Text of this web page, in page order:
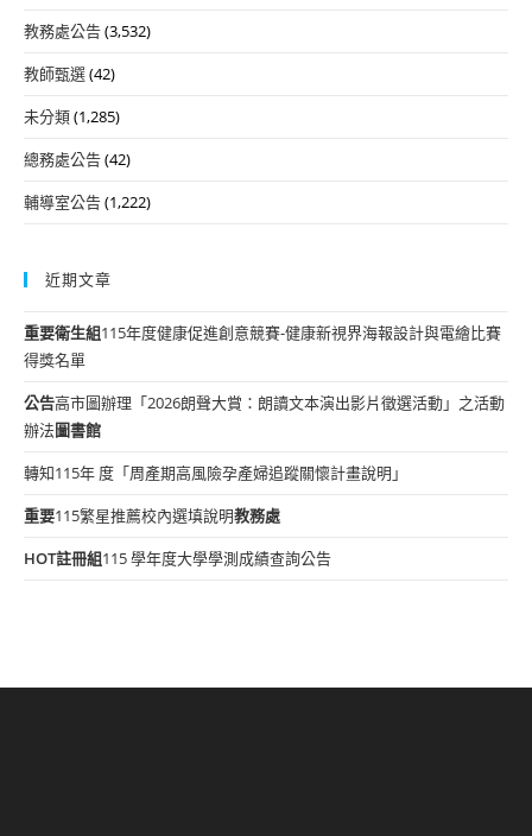
教務處公告(3,532)
教師甄選(42)
未分類(1,285)
總務處公告(42)
輔導室公告(1,222)
近期文章
重要衛生組115年度健康促進創意競賽-健康新視界海報設計與電繪比賽
得獎名單
公告高市圖辦理「2026朗聲大賞：朗讀文本演出影片徵選活動」之活動
辦法圖書館
轉知115年 度「周產期高風險孕產婦追蹤關懷計畫說明」
重要115繁星推薦校內選填說明教務處
HOT註冊組115 學年度大學學測成績查詢公告